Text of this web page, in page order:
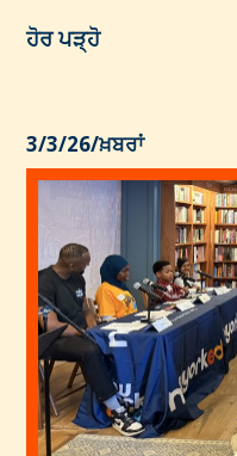
ਹੋਰ ਪੜ੍ਹੋ
3/3/26/ਖ਼ਬਰਾਂ